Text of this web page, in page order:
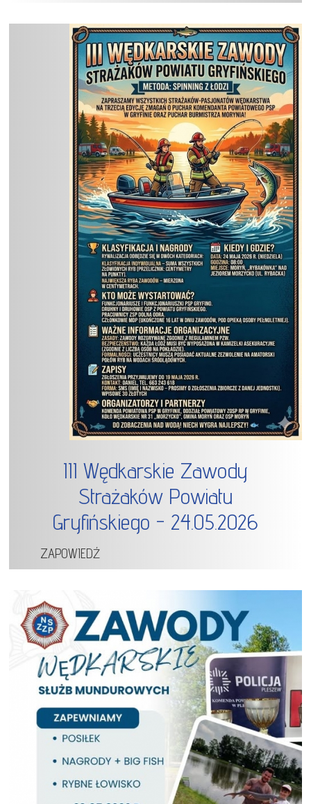
III Wędkarskie Zawody
Strażaków Powiatu
Gryfińskiego - 24.05.2026
ZAPOWIEDŹ